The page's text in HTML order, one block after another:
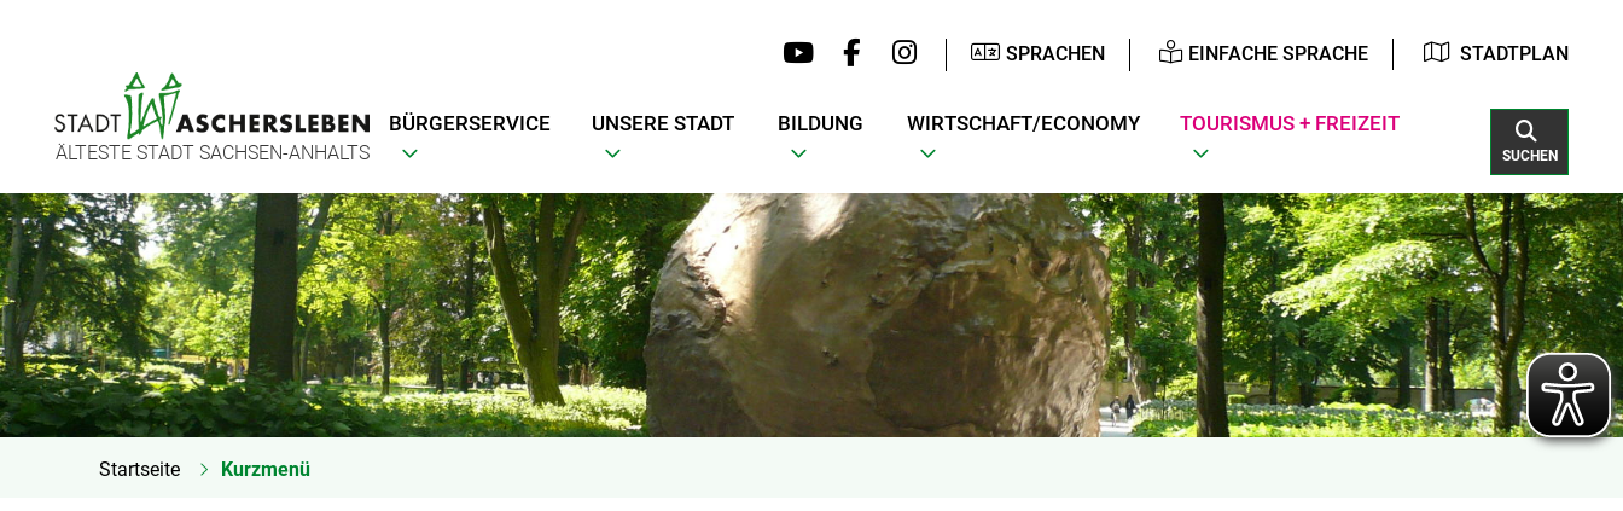
SPRACHEN EINFACHE SPRACHE STADTPLAN
ÄLTESTE STADT SACHSEN-ANHALTS
BÜRGERSERVICE UNSERE STADT BILDUNG WIRTSCHAFT/ECONOMY TOURISMUS + FREIZEIT
SUCHEN
Startseite Kurzmenü